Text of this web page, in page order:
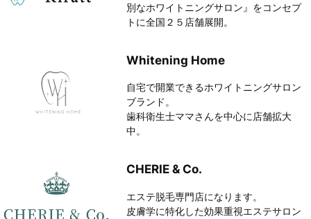
別なホワイトニングサロン』をコンセプ
トに全国２５店舗展開。
Whitening Home
自宅で開業できるホワイトニングサロン
ブランド。
歯科衛生士ママさんを中心に店舗拡大
中。
CHERIE & Co.
エステ脱毛専門店になります。
皮膚学に特化した効果重視エステサロン